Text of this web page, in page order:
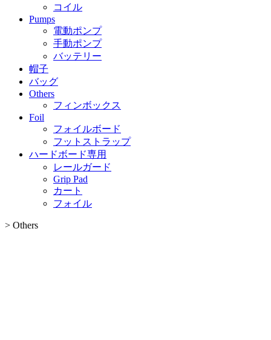
コイル
Pumps
電動ポンプ
手動ポンプ
バッテリー
帽子
バッグ
Others
フィンボックス
Foil
フォイルボード
フットストラップ
ハードボード専用
レールガード
Grip Pad
カート
フォイル
> Others